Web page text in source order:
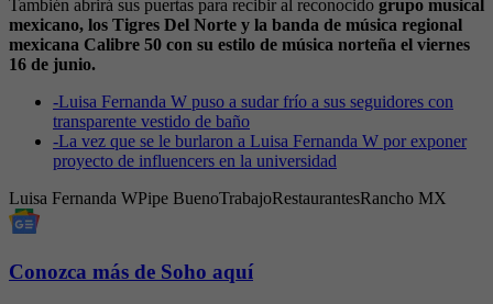
También abrirá sus puertas para recibir al reconocido grupo musical
mexicano, los Tigres Del Norte y la banda de música regional
mexicana Calibre 50 con su estilo de música norteña el viernes
16 de junio.
-Luisa Fernanda W puso a sudar frío a sus seguidores con
transparente vestido de baño
-La vez que se le burlaron a Luisa Fernanda W por exponer
proyecto de influencers en la universidad
Luisa Fernanda WPipe BuenoTrabajoRestaurantesRancho MX
Conozca más de Soho aquí